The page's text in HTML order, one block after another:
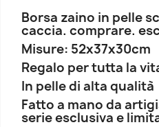
Borsa zaino in pelle
caccia. comprare.
Misure: 52x37x30cm
Regalo per tutta la
In pelle di alta qualità
Fatto a mano da
serie esclusiva e